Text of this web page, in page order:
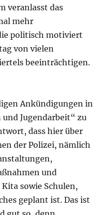
veranlasst das
mehr
politisch motiviert
von vielen
beeinträchtigen.
Ankündigungen in
Jugendarbeit“ zu
dass hier über
der Polizei, nämlich
und
sowie Schulen,
geplant ist. Das ist